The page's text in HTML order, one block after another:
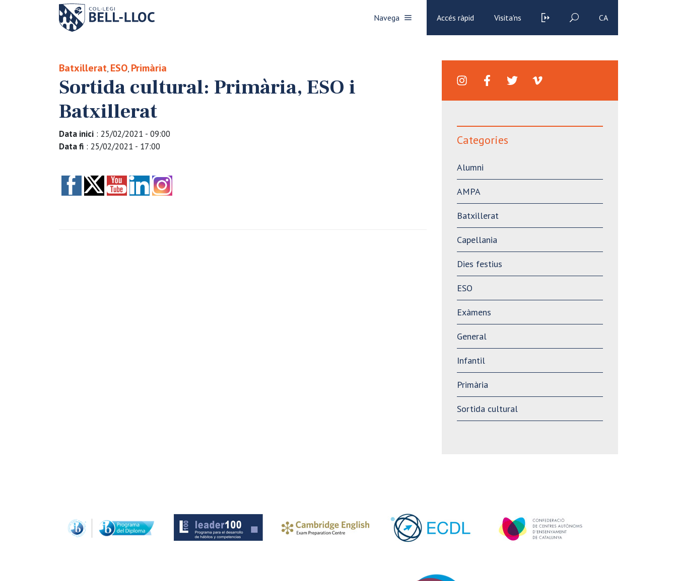
Navega Accés ràpid Visita'ns CA
Batxillerat, ESO, Primària
Sortida cultural: Primària, ESO i
Batxillerat
Data inici : 25/02/2021 - 09:00
Data fi : 25/02/2021 - 17:00 Categories
Alumni
AMPA
Batxillerat
Capellania
Dies festius
ESO
Exàmens
General
Infantil
Primària
Sortida cultural